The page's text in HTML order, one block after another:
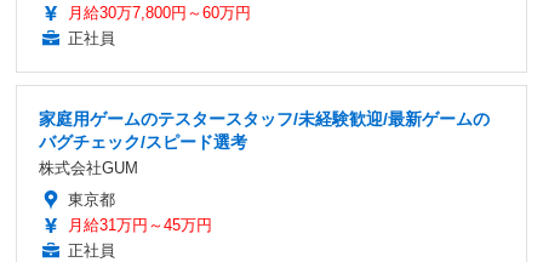
月給30万7,800円～60万円
正社員
家庭用ゲームのテスタースタッフ/未経験歓迎/最新ゲームの
バグチェック/スピード選考
株式会社GUM
東京都
月給31万円～45万円
正社員